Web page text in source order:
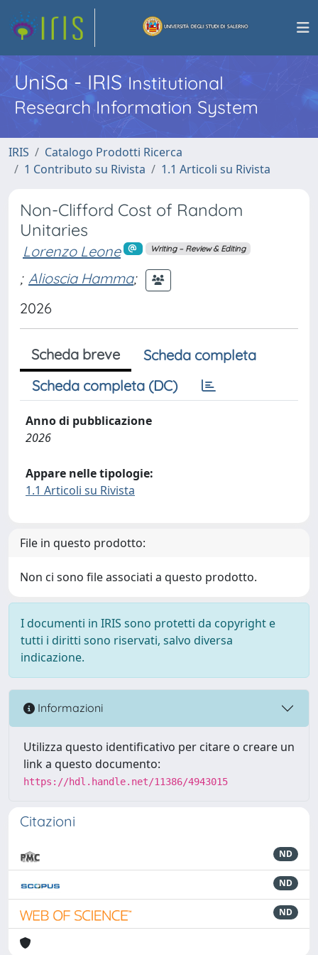
UniSa - IRISInstitutional
Research Information System
IRIS
Catalogo Prodotti Ricerca
1 Contributo su Rivista
1.1 Articoli su Rivista
Non-Clifford Cost of Random
Unitaries
Lorenzo Leone Writing – Review & Editing
; Alioscia Hamma;
2026
Scheda breve
Scheda completa
Scheda completa (DC)
Anno di pubblicazione
2026
Appare nelle tipologie:
1.1 Articoli su Rivista
File in questo prodotto:
Non ci sono file associati a questo prodotto.
I documenti in IRIS sono protetti da copyright e
tutti i diritti sono riservati, salvo diversa
indicazione.
Informazioni
Utilizza questo identificativo per citare o creare un
link a questo documento:
https://hdl.handle.net/11386/4943015
Citazioni
ND
ND
ND